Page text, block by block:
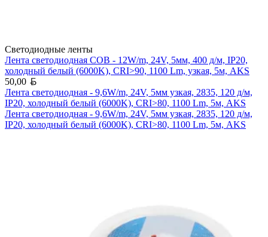
Светодиодные ленты
Лента светодиодная COB - 12W/m, 24V, 5мм, 400 д/м, IP20,
холодный белый (6000K), CRI>90, 1100 Lm, узкая, 5м, AKS
50,00
Лента светодиодная - 9,6W/m, 24V, 5мм узкая, 2835, 120 д/м,
IP20, холодный белый (6000K), CRI>80, 1100 Lm, 5м, AKS
Лента светодиодная - 9,6W/m, 24V, 5мм узкая, 2835, 120 д/м,
IP20, холодный белый (6000K), CRI>80, 1100 Lm, 5м, AKS